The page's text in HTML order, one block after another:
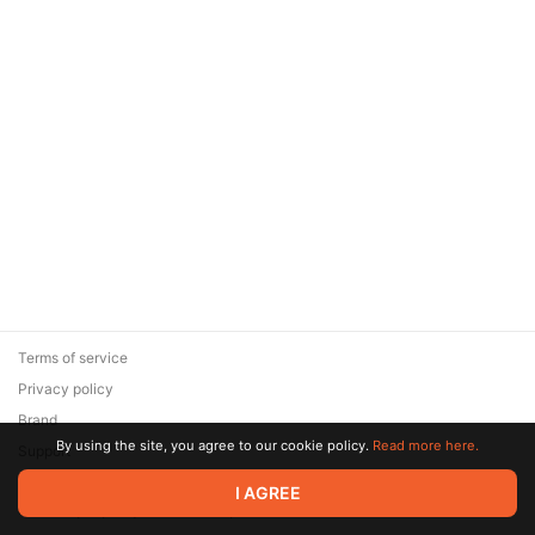
© 2026 Zaya Solutions Limited. All rights reserved. All trademarks
are the property of their respective owners.
Terms of service
Privacy policy
Brand
SupportBy using the site, you agree to our cookie policy. Read more here.
I AGREE